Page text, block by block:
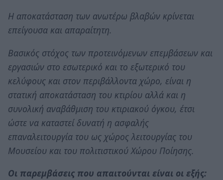
Η αποκατάσταση των ανωτέρω βλαβών κρίνεται
επείγουσα και απαραίτητη.
Βασικός στόχος των προτεινόμενων επεμβάσεων και
εργασιών στο εσωτερικό και το εξωτερικό του
κελύφους και στον περιβάλλοντα χώρο, είναι η
στατική αποκατάσταση του κτιρίου αλλά και η
συνολική αναβάθμιση του κτιριακού όγκου, έτσι
ώστε να καταστεί δυνατή η ασφαλής
επαναλειτουργία του ως χώρος λειτουργίας του
Μουσείου και του πολιτιστικού Χώρου Ποίησης.
Οι παρεμβάσεις που απαιτούνται είναι οι εξής: